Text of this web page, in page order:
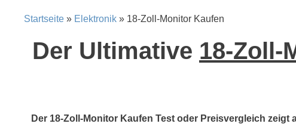
Startseite » Elektronik » 18-Zoll-Monitor Kaufen
Der Ultimative 18-Zoll-
Der 18-Zoll-Monitor Kaufen Test oder Preisvergleich